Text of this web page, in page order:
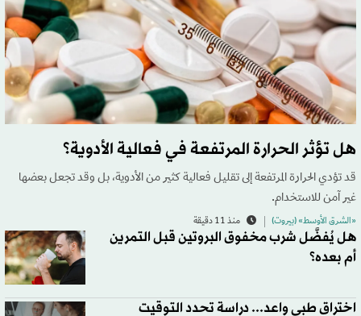
هل تؤثر الحرارة المرتفعة في فعالية الأدوية؟
قد تؤدي الحرارة المرتفعة إلى تقليل فعالية كثير من الأدوية، بل وقد تجعل بعضها
غير آمن للاستخدام.
«الشرق الأوسط» (بيروت) منذ 11 دقيقة
هل يُفضَّل شرب مخفوق البروتين قبل التمرين
أم بعده؟
اختراق طبي واعد... دراسة تحدد التوقيت